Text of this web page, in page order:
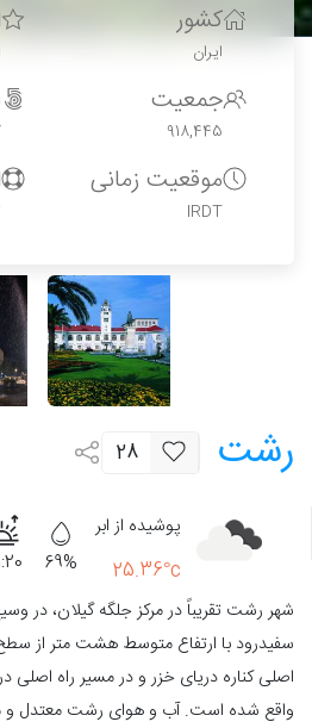
کشور
ایران
جمعیت
918,445
موقعیت زمانی
IRDT
رشت 28
پوشیده از ابر
25.36°c
69%
شهر رشت تقریباً در مرکز جلگه گیلان، در
سفیدرود با ارتفاع متوسط هشت متر از سطح
اصلی کناره دریای خزر و در مسیر راه اصلی
واقع شده است. آب و هوای رشت معتدل و